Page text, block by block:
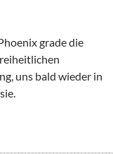
grade die
uns bald wieder in